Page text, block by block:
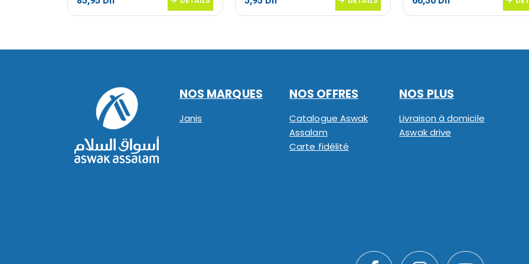
NOS MARQUES
Janis
NOS OFFRES
Catalogue Aswak
Assalam
Carte fidélité
NOS PLUS
Livraison à domicile
Aswak drive